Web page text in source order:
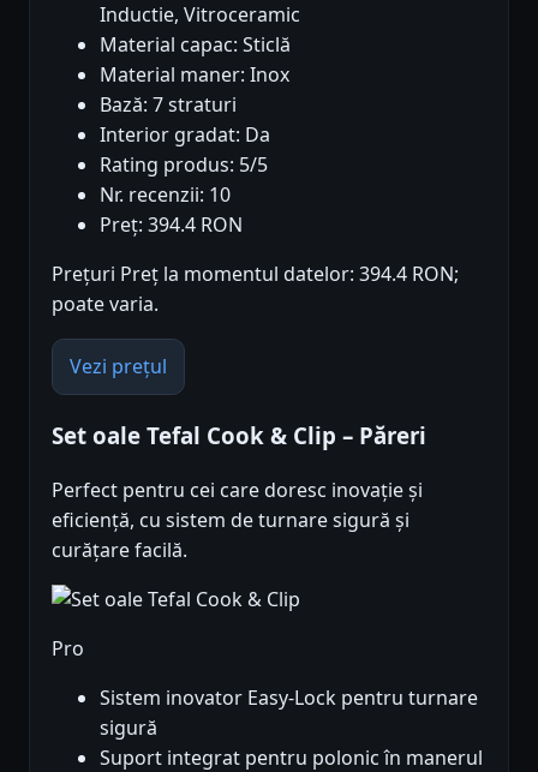
Inductie, Vitroceramic
Material capac: Sticlă
Material maner: Inox
Bază: 7 straturi
Interior gradat: Da
Rating produs: 5/5
Nr. recenzii: 10
Preț: 394.4 RON
Prețuri Preț la momentul datelor: 394.4 RON;
poate varia.
Vezi prețul
Set oale Tefal Cook & Clip – Păreri
Perfect pentru cei care doresc inovație și
eficiență, cu sistem de turnare sigură și
curățare facilă.
Pro
Sistem inovator Easy-Lock pentru turnare
sigură
Suport integrat pentru polonic în manerul